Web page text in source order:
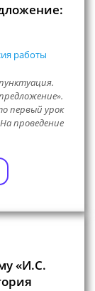
работы
первый урок
проведение
«И.С.